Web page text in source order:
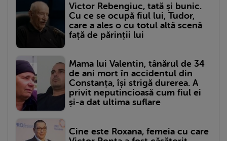
Victor Rebengiuc, tată și bunic.
Cu ce se ocupă fiul lui, Tudor,
care a ales o cu totul altă scenă
față de părinții lui
Mama lui Valentin, tânărul de 34
de ani mort în accidentul din
Constanța, își strigă durerea. A
privit neputincioasă cum fiul ei
și-a dat ultima suflare
Cine este Roxana, femeia cu care